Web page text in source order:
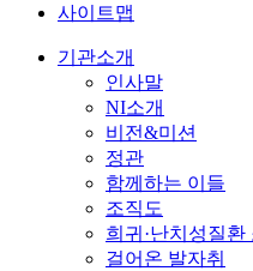
사이트맵
기관소개
인사말
NI소개
비전&미션
정관
함께하는 이들
조직도
희귀·난치성질
걸어온 발자취